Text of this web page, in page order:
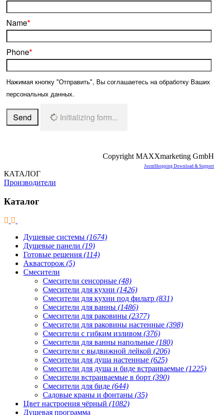
Name*
Phone*
Нажимая кнопку "Отправить", Вы соглашаетесь на обработку Ваших
персональных данных.
Send Initializing form...
Copyright MAXXmarketing GmbH
JoomShopping Download & Support
КАТАЛОГ
Производители
Каталог
Душевые системы (1674)
Душевые панели (19)
Готовые решения (114)
Аквасторож (5)
Смесители
Смесители сенсорные (48)
Смесители для кухни (1426)
Смесители для кухни под фильтр (831)
Смесители для ванны (1486)
Смесители для раковины (2377)
Смесители для раковины настенные (398)
Смесители с гибким изливом (376)
Смесители для ванны напольные (180)
Смесители с выдвижной лейкой (206)
Смесители для душа настенные (625)
Смесители для душа и биде встраиваемые (1225)
Смесители встраиваемые в борт (390)
Смесители для биде (644)
Садовые краны и фонтаны (35)
Цвет настроения чёрный (1082)
Душевая программа